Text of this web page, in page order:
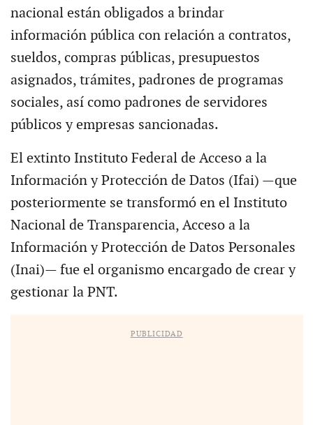
nacional están obligados a brindar
información pública con relación a contratos,
sueldos, compras públicas, presupuestos
asignados, trámites, padrones de programas
sociales, así como padrones de servidores
públicos y empresas sancionadas.
El extinto Instituto Federal de Acceso a la
Información y Protección de Datos (Ifai) —que
posteriormente se transformó en el Instituto
Nacional de Transparencia, Acceso a la
Información y Protección de Datos Personales
(Inai)— fue el organismo encargado de crear y
gestionar la PNT.
PUBLICIDAD